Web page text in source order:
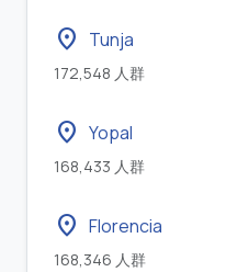
location_on Tunja
172,548 人群
location_on Yopal
168,433 人群
location_on Florencia
168,346 人群